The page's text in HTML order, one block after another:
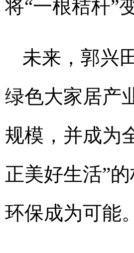
将“一根秸杆”
未来，郭兴
绿色大家居产
规模，并成为
正美好生活”
环保成为可能。